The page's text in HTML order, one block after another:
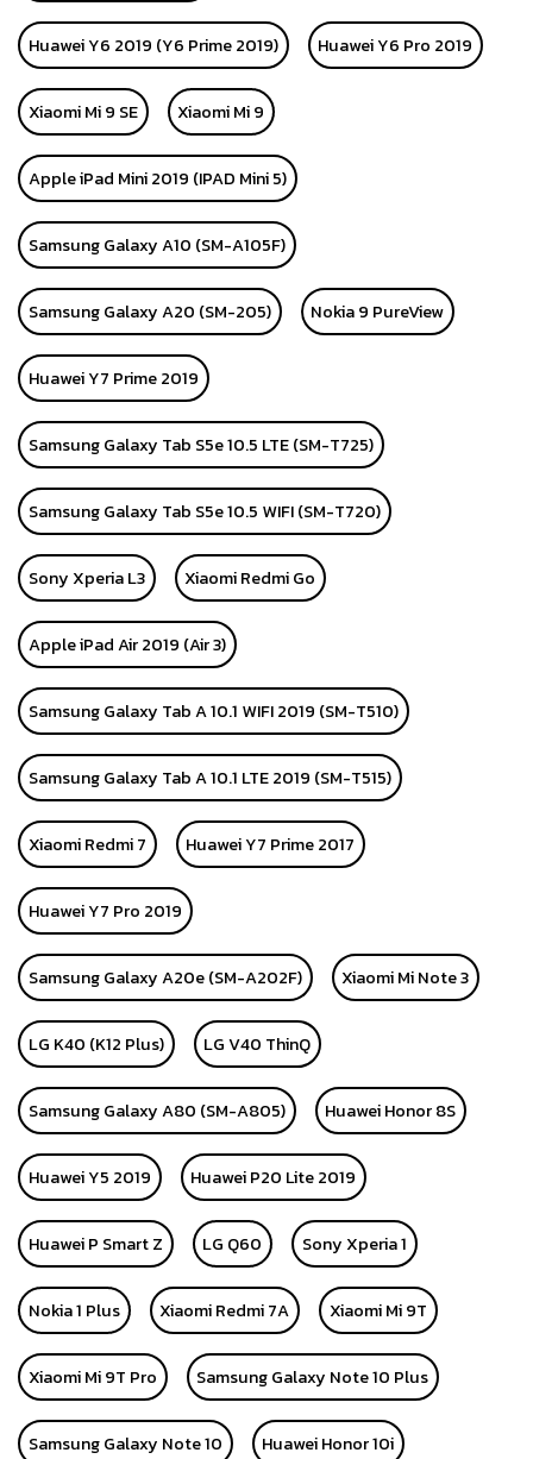
Huawei Y6 2019 (Y6 Prime 2019) Huawei Y6 Pro 2019
Xiaomi Mi 9 SE Xiaomi Mi 9
Apple iPad Mini 2019 (IPAD Mini 5)
Samsung Galaxy A10 (SM-A105F)
Samsung Galaxy A20 (SM-205) Nokia 9 PureView
Huawei Y7 Prime 2019
Samsung Galaxy Tab S5e 10.5 LTE (SM-T725)
Samsung Galaxy Tab S5e 10.5 WIFI (SM-T720)
Sony Xperia L3 Xiaomi Redmi Go
Apple iPad Air 2019 (Air 3)
Samsung Galaxy Tab A 10.1 WIFI 2019 (SM-T510)
Samsung Galaxy Tab A 10.1 LTE 2019 (SM-T515)
Xiaomi Redmi 7 Huawei Y7 Prime 2017
Huawei Y7 Pro 2019
Samsung Galaxy A20e (SM-A202F) Xiaomi Mi Note 3
LG K40 (K12 Plus) LG V40 ThinQ
Samsung Galaxy A80 (SM-A805) Huawei Honor 8S
Huawei Y5 2019 Huawei P20 Lite 2019
Huawei P Smart Z LG Q60 Sony Xperia 1
Nokia 1 Plus Xiaomi Redmi 7A Xiaomi Mi 9T
Xiaomi Mi 9T Pro Samsung Galaxy Note 10 Plus
Samsung Galaxy Note 10 Huawei Honor 10i